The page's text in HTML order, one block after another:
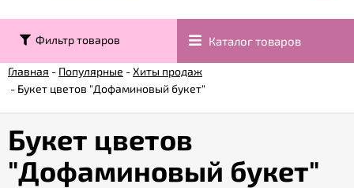
Контакты
Возврат
Гарантии
Фильтр товаров Каталог товаров
Главная - Популярные -Хиты продаж
- Букет цветов "Дофаминовый букет"
Букет цветов
"Дофаминовый букет"